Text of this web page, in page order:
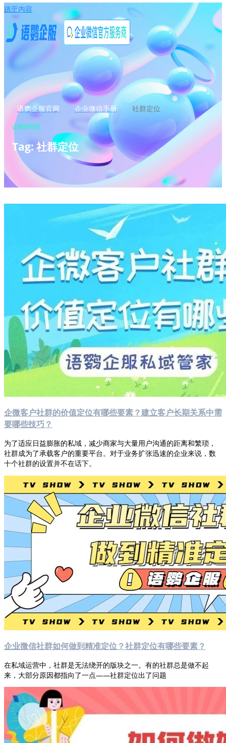
跳至内容
语鹦企服官网 企业微信手册 社群定位
企微研究院
Tag: 社群定位
企微客户社群的价值定位有哪些要素？建立客户长期关系中需
要哪些技巧？
为了适应日益膨胀的私域，减少商家与大量用户沟通的距离和繁琐，
社群成为了承载客户的重要平台。对于业务扩张迅速的企业来说，数
十个社群的设置并不在话下。
企业微信社群如何做到精准定位？社群定位有哪些要素？
在私域运营中，社群是无法绕开的版块之一。有的社群总是做不起
来，大部分原因都指向了一点——社群定位出了问题